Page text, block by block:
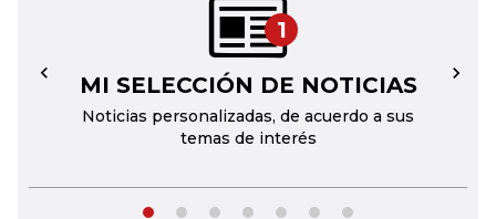
1
MI SELECCIÓN DE NOTICIAS
Noticias personalizadas, de acuerdo a sus
temas de interés
← →